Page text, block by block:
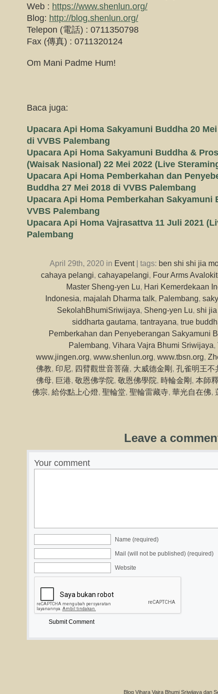
Web : https://www.shenlun.org/
Blog: http://blog.shenlun.org/
Telepon (電話) : 0711350798
Fax (傳真) : 0711320124
Om Mani Padme Hum!
Baca juga:
Upacara Api Homa Sakyamuni Buddha 20
di VVBS Palembang
Upacara Api Homa Sakyamuni Buddha &
(Waisak Nasional) 22 Mei 2022 (Live
Upacara Api Homa Pemberkahan dan
Buddha 27 Mei 2018 di VVBS Palembang
Upacara Api Homa Pemberkahan Sakyamuni
VVBS Palembang
Upacara Api Homa Vajrasattva 11 Juli 2021
Palembang
April 29th, 2020 in Event| tags: ben shi shi jia
cahaya pelangi, cahayapelangi, Four Arms
Master Sheng-yen Lu, Hari Kemerdekaan
Indonesia, majalah Dharma talk, Palembang,
SekolahBhumiSriwijaya, Sheng-yen Lu, shi
siddharta gautama, tantrayana, true
Pemberkahan dan Penyeberangan Sakyamuni
Palembang, Vihara Vajra Bhumi Sriwijaya,
www.jingen.org, www.shenlun.org, www.tbsn.org,
佛教, 印尼, 四臂觀世音菩薩, 大威德金剛, 孔雀明王不
佛母, 巨港, 敬恩佛学院, 敬恩佛學院, 時輪金剛, 本師
佛宗, 給你點上心燈, 聖輪堂, 聖輪雷藏寺, 華光自在佛,
Leave a
Your comment
Name (required)
Mail (will not be published) (required)
Website
Blog Vihara Vajra Bhumi Sriwijaya dan